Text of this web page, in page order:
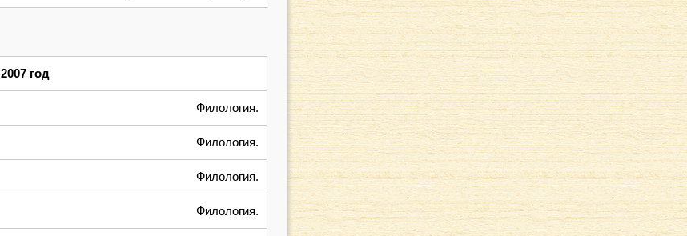
2007 год
Филология.
Филология.
Филология.
Филология.